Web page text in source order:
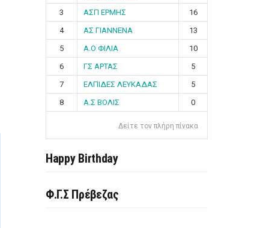
3 ΑΣΠ ΕΡΜΗΣ
16
4
ΑΣ ΓΙΑΝΝΕΝΑ
13
5
Α.Ο ΦΙΛΙΑ
10
6
ΓΣ ΑΡΤΑΣ
5
7
ΕΛΠΙΔΕΣ ΛΕΥΚΑΔΑΣ
5
8
Α.Σ ΒΟΛΙΣ 0
Δείτε τον πλήρη πίνακα
Happy Birthday
Φ.Γ.Σ Πρέβεζας